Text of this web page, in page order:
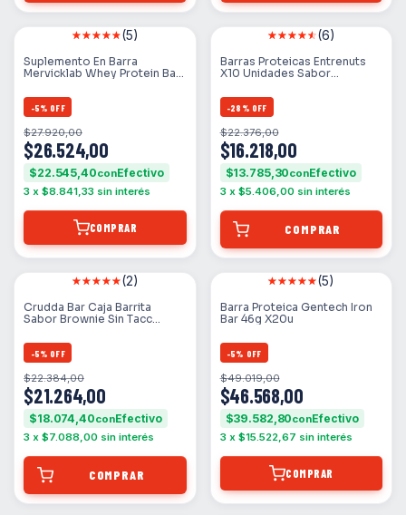
(5)
Suplemento En Barra
Mervicklab Whey Protein Bar
En Caja De 780g 12 Un
-5% OFF
$26.524,00
$27.920,00
$22.545,40con
3 x $8.841,33 sin interés
COMPRAR
(6)
Barras Proteicas Entrenuts
X10 Unidades Sabor
-28 % OFF
$16.218,00
$22.376,00
$13.785,30con
3 x $5.406,00 sin interés
(2)
Crudda Bar Caja Barrita
Sabor Brownie Sin Tacc
-5% OFF
$21.264,00
$22.384,00
$18.074,40con
3 x $7.088,00 sin interés
(5)
Barra Proteica Gentech Iron
Bar 46g X20u
-5% OFF
$46.568,00
$49.019,00
$39.582,80con
3 x $15.522,67 sin interés
COMPRAR